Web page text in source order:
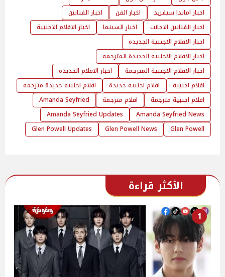
اخبار اماندا سيفريد
اخبار الفن
اخبار الفنانين
اخبار الفنانين الاجانب
اخبار السينما
اخبار الافلام الاجنبية
اخبار الافلام الاجنبية الجديدة
اخبار الافلام الاجنبية الجديدة المترجمة
اخبار الافلام الاجنبية المترجمة
اخبار الافلام الجديدة
افلام اجنبية
افلام اجنبية جديدة
افلام اجنبية جديدة مترجمة
افلام اجنبية مترجمة
افلام مترجمة
Amanda Seyfried
Amanda Seyfried News
Amanda Seyfried Updates
Glen Powell
Glen Powell News
Glen Powell Updates
الأكثر قراءة
1